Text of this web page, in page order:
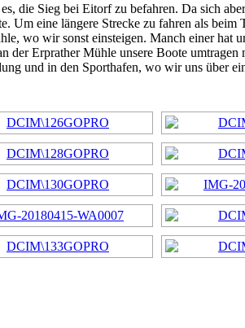
die Sieg bei Eitorf zu befahren. Da sich
Um eine längere Strecke zu fahren als
wo wir sonst einsteigen. Manch einer hat
Erprather Mühle unsere Boote
und in den Sporthafen, wo wir uns über